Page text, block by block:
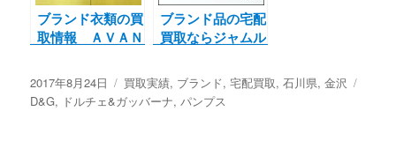
ブランド衣類の買
取情報 ＡＶＡＮ
ィ シャツ
ブランド品の宅配
買取ならジャムル
ートバッグのご紹
介です。金沢、白
山、そほ他地域へ
投
稿
2017年8月24日
カ
テ
買取実績, ブランド,宅配買取,石川県,金沢
D&G, ドルチェ&ガッバーナ,パンプス